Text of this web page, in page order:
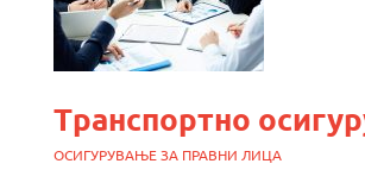
Транспортно
ОСИГУРУВАЊЕ ЗА ПРАВНИ ЛИЦА